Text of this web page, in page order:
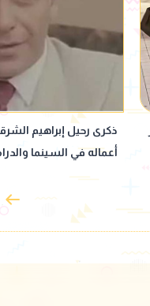
حمادة هلال يحتفل بعيد
ويستعيد ذكريات رحلة